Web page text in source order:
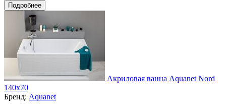
Подробнее
Акриловая ванна Aquanet Nord
140x70
Бренд: Aquanet